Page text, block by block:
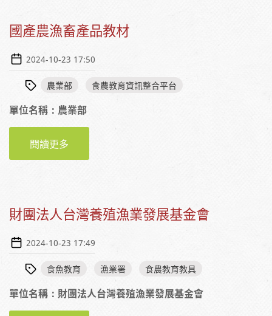
國產農漁畜產品教材
2024-10-23 17:50
農業部 食農教育資訊整合平台
單位名稱：農業部
閱讀更多
財團法人台灣養殖漁業發展基金會
2024-10-23 17:49
食魚教育 漁業署 食農教育教具
單位名稱：財團法人台灣養殖漁業發展基金會